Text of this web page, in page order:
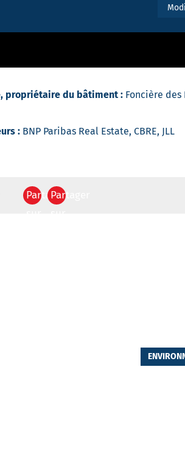
propriétaire du bâtiment : Foncière des
: BNP Paribas Real Estate, CBRE, JLL
PartagerPartager